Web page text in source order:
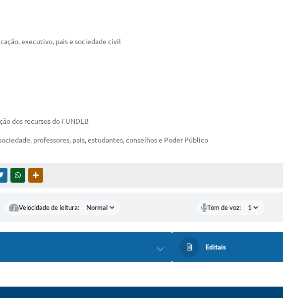
executivo, pais e sociedade civil
dos recursos do FUNDEB
professores, pais, estudantes, conselhos e Poder Público
TWITTERWHATSAPP
Velocidade de leitura: Tom de voz:
Editais